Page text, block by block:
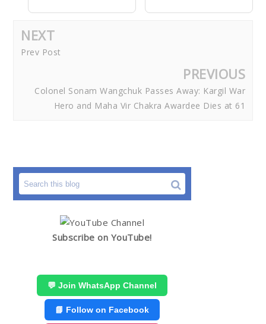
NEXT
Prev Post
PREVIOUS
Colonel Sonam Wangchuk Passes Away: Kargil War
Hero and Maha Vir Chakra Awardee Dies at 61
Subscribe on YouTube!
💬 Join WhatsApp Channel
📘 Follow on Facebook